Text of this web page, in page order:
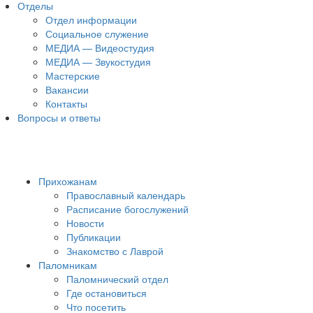
Отделы
Отдел информации
Социальное служение
МЕДИА — Видеостудия
МЕДИА — Звукостудия
Мастерские
Вакансии
Контакты
Вопросы и ответы
Прихожанам
Православный календарь
Расписание богослужений
Новости
Публикации
Знакомство с Лаврой
Паломникам
Паломнический отдел
Где остановиться
Что посетить